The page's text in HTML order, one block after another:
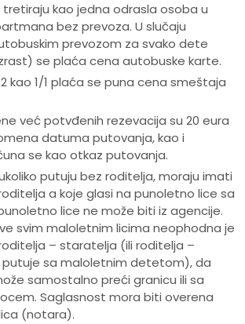
kao jedna odrasla osoba u
bez prevoza. U slučaju
prevozom za svako dete
se plaća cena autobuske karte.
kao 1/1 plaća se puna cena smeštaja
već potvđenih rezevacija su 20 eura
datuma putovanja, kao i
se kao otkaz putovanja.
putuju bez roditelja, moraju imati
a koje glasi na punoletno lice sa
lice ne može biti iz agencije.
svim maloletnim licima neophodna je
– staratelja (ili roditelja –
sa maloletnim detetom), da
samostalno preći granicu ili sa
Saglasnost mora biti overena
(notara).